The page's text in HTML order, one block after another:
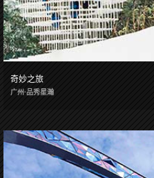
奇妙之旅
广州·品秀星瀚